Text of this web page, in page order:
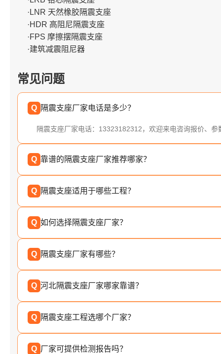
·LNR 天然橡胶隔震支座
·HDR 高阻尼隔震支座
·FPS 摩擦摆隔震支座
·建筑减震阻尼器
常见问题
Q 隔震支座厂家电话是多少？
隔震支座厂家电话：13323182312，欢迎来电咨询报价、参
Q 靠谱的隔震支座厂家推荐哪家？
Q 隔震支座适用于哪些工程？
Q 如何选择隔震支座厂家？
Q 隔震支座厂家有哪些？
Q 河北隔震支座厂家哪家靠谱？
Q 隔震支座工程选哪个厂家？
Q 厂家可提供检测报告吗？